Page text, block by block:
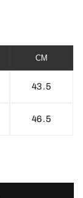
CM
43.5
46.5